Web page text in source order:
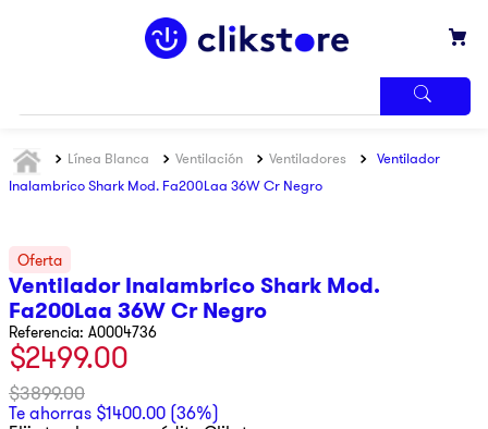
Línea Blanca Ventilación Ventiladores
Ventilador
Inalambrico Shark Mod. Fa200Laa 36W Cr Negro
Ventilador Inalambrico Shark Mod.
Fa200Laa 36W Cr Negro
Referencia: A0004736
$2499.00
$3899.00
Te ahorras $1400.00 (36%)
MÁS
BUSCADOS
3.
samsung
4.
pantalla
5.
motos
6.
xbox